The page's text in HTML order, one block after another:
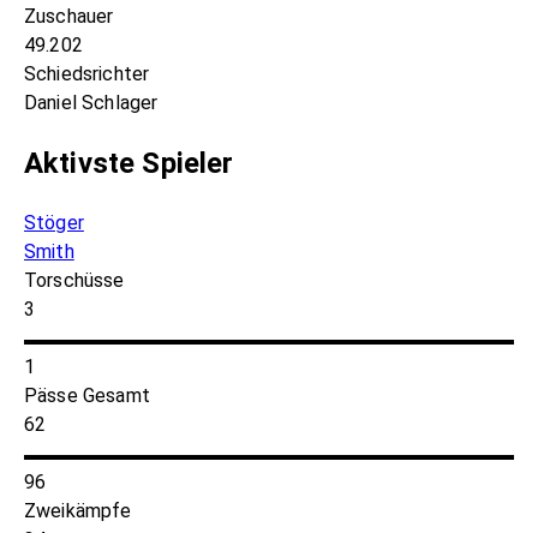
Zuschauer
49.202
Schiedsrichter
Daniel Schlager
Aktivste Spieler
Stöger
Smith
Torschüsse
3
1
Pässe Gesamt
62
96
Zweikämpfe